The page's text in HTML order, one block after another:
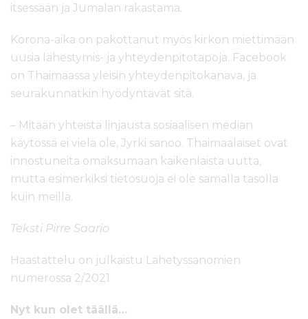
itsessään ja Jumalan rakastama.
Korona-aika on pakottanut myös kirkon miettimään
uusia lähestymis- ja yhteydenpitotapoja. Facebook
on Thaimaassa yleisin yhteydenpitokanava, ja
seurakunnatkin hyödyntävät sitä.
– Mitään yhteistä linjausta sosiaalisen median
käytössä ei vielä ole, Jyrki sanoo. Thaimaalaiset ovat
innostuneita omaksumaan kaikenlaista uutta,
mutta esimerkiksi tietosuoja ei ole samalla tasolla
kuin meillä.
Teksti Pirre Saario
Haastattelu on julkaistu Lähetyssanomien
numerossa 2/2021
Nyt kun olet täällä…